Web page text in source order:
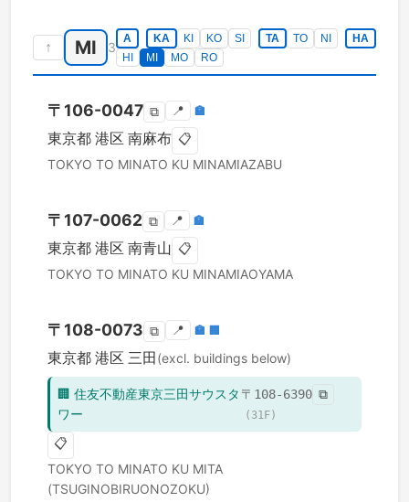
↑ MI 3
A KA KI KO SI TA TO NI
HA
HI
MI MO RO
〒 106-0047 ⧉ 📍 🏣
東京都 港区 南麻布 📋
TOKYO TO MINATO KU MINAMIAZABU
〒 107-0062 ⧉ 📍 🏣
東京都 港区 南青山 📋
TOKYO TO MINATO KU MINAMIAOYAMA
〒 108-0073 ⧉ 📍 🏣 🏢
東京都 港区 三田(excl. buildings below)
🏢 住友不動産東京三田サウスタ
ワー
〒 108-6390 ⧉
( 31F)
📋
TOKYO TO MINATO KU MITA
(TSUGINOBIRUONOZOKU)